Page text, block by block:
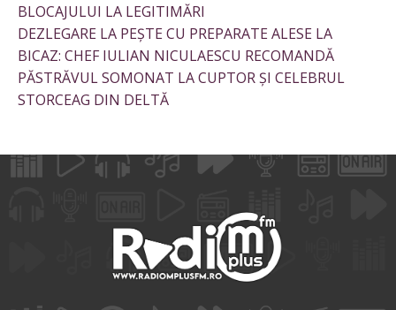
BLOCAJULUI LA LEGITIMĂRI
DEZLEGARE LA PEȘTE CU PREPARATE ALESE LA
BICAZ: CHEF IULIAN NICULAESCU RECOMANDĂ
PĂSTRĂVUL SOMONAT LA CUPTOR ȘI CELEBRUL
STORCEAG DIN DELTĂ